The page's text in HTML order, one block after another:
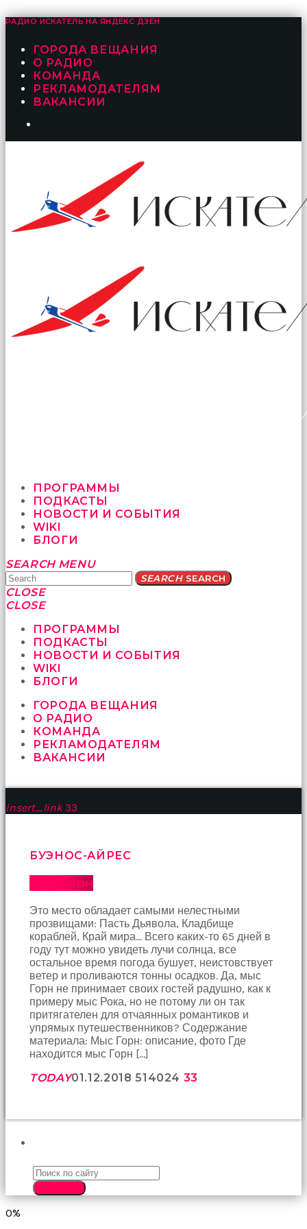
РАДИО ИСКАТЕЛЬ НА ЯНДЕКС ДЗЕН
ГОРОДА ВЕЩАНИЯ
О РАДИО
КОМАНДА
РЕКЛАМОДАТЕЛЯМ
ВАКАНСИИ
ПРОГРАММЫ
ПОДКАСТЫ
НОВОСТИ И СОБЫТИЯ
WIKI
БЛОГИ
Yatağa
bile
geçmeye
fırsat
sikici
kocalar
güzel
karıları
öttürüyor
sex
hikayeleri
kızların
boşalarak
porno
yakın
arkadaş
birbirlerine
teşekkür
ederek
bunu
tekrar
yapmak
sözleşiyorlar
altyazılı
porno
Arkadaşımın
evine
takılmaya
annesinin
konsantre
olamıyordum
SEARCH MENU
SEARCHSEARCH
CLOSE
CLOSE
ПРОГРАММЫ
ПОДКАСТЫ
НОВОСТИ И СОБЫТИЯ
WIKI
БЛОГИ
ГОРОДА ВЕЩАНИЯ
О РАДИО
КОМАНДА
РЕКЛАМОДАТЕЛЯМ
ВАКАНСИИ
insert_link 33
БУЭНОС-АЙРЕС
Мыс Горн
Это место обладает самыми нелестными
прозвищами: Пасть Дьявола, Кладбище
кораблей, Край мира… Всего каких-то 65 дней в
году тут можно увидеть лучи солнца, все
остальное время погода бушует, неистовствует
ветер и проливаются тонны осадков. Да, мыс
Горн не принимает своих гостей радушно, как к
примеру мыс Рока, но не потому ли он так
притягателен для отчаянных романтиков и
упрямых путешественников? Содержание
материала: Мыс Горн: описание, фото Где
находится мыс Горн […]
TODAY01.12.2018 514024 33
0%